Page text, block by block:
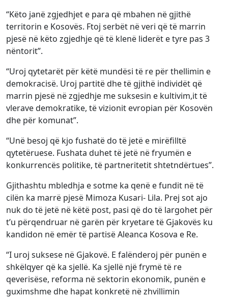
“Këto janë zgjedhjet e para që mbahen në gjithë
territorin e Kosovës. Ftoj serbët në veri që të marrin
pjesë në këto zgjedhje që të klenë liderët e tyre pas 3
nëntorit”.
“Uroj qytetarët për këtë mundësi të re për thellimin e
demokracisë. Uroj partitë dhe të gjithë individët që
marrin pjesë në zgjedhje me suksesin e kultivim,it të
vlerave demokratike, të vizionit evropian për Kosovën
dhe për komunat”.
“Unë besoj që kjo fushatë do të jetë e mirëfilltë
qytetëruese. Fushata duhet të jetë në fryumën e
konkurrencës politike, të partneritetit shtetndërtues”.
Gjithashtu mbledhja e sotme ka qenë e fundit në të
cilën ka marrë pjesë Mimoza Kusari- Lila. Prej sot ajo
nuk do të jetë në këtë post, pasi që do të largohet për
t’u përqendruar në garën për kryetare të Gjakovës ku
kandidon në emër të partisë Aleanca Kosova e Re.
“I uroj suksese në Gjakovë. E falënderoj për punën e
shkëlqyer që ka sjellë. Ka sjellë një frymë të re
qeverisëse, reforma në sektorin ekonomik, punën e
guximshme dhe hapat konkretë në zhvillimin